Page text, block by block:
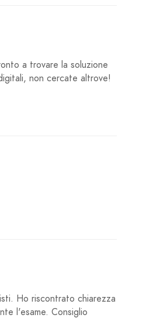
a trovare la soluzione
non cercate altrove!
Ho riscontrato chiarezza
l'esame. Consiglio